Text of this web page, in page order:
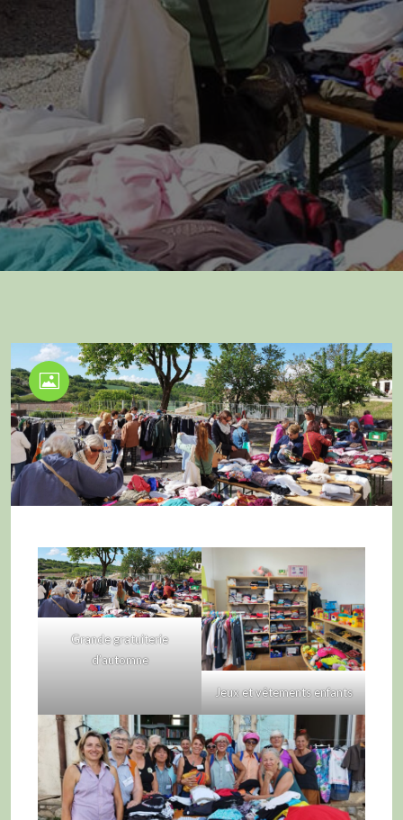
Grande gratuiterie
d’automne
Jeux et vêtements enfants